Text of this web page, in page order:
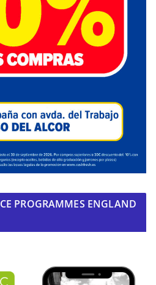
PROGRAMMES ENGLAND